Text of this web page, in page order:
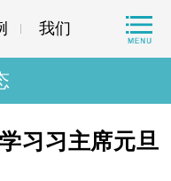
我们
习习主席元旦